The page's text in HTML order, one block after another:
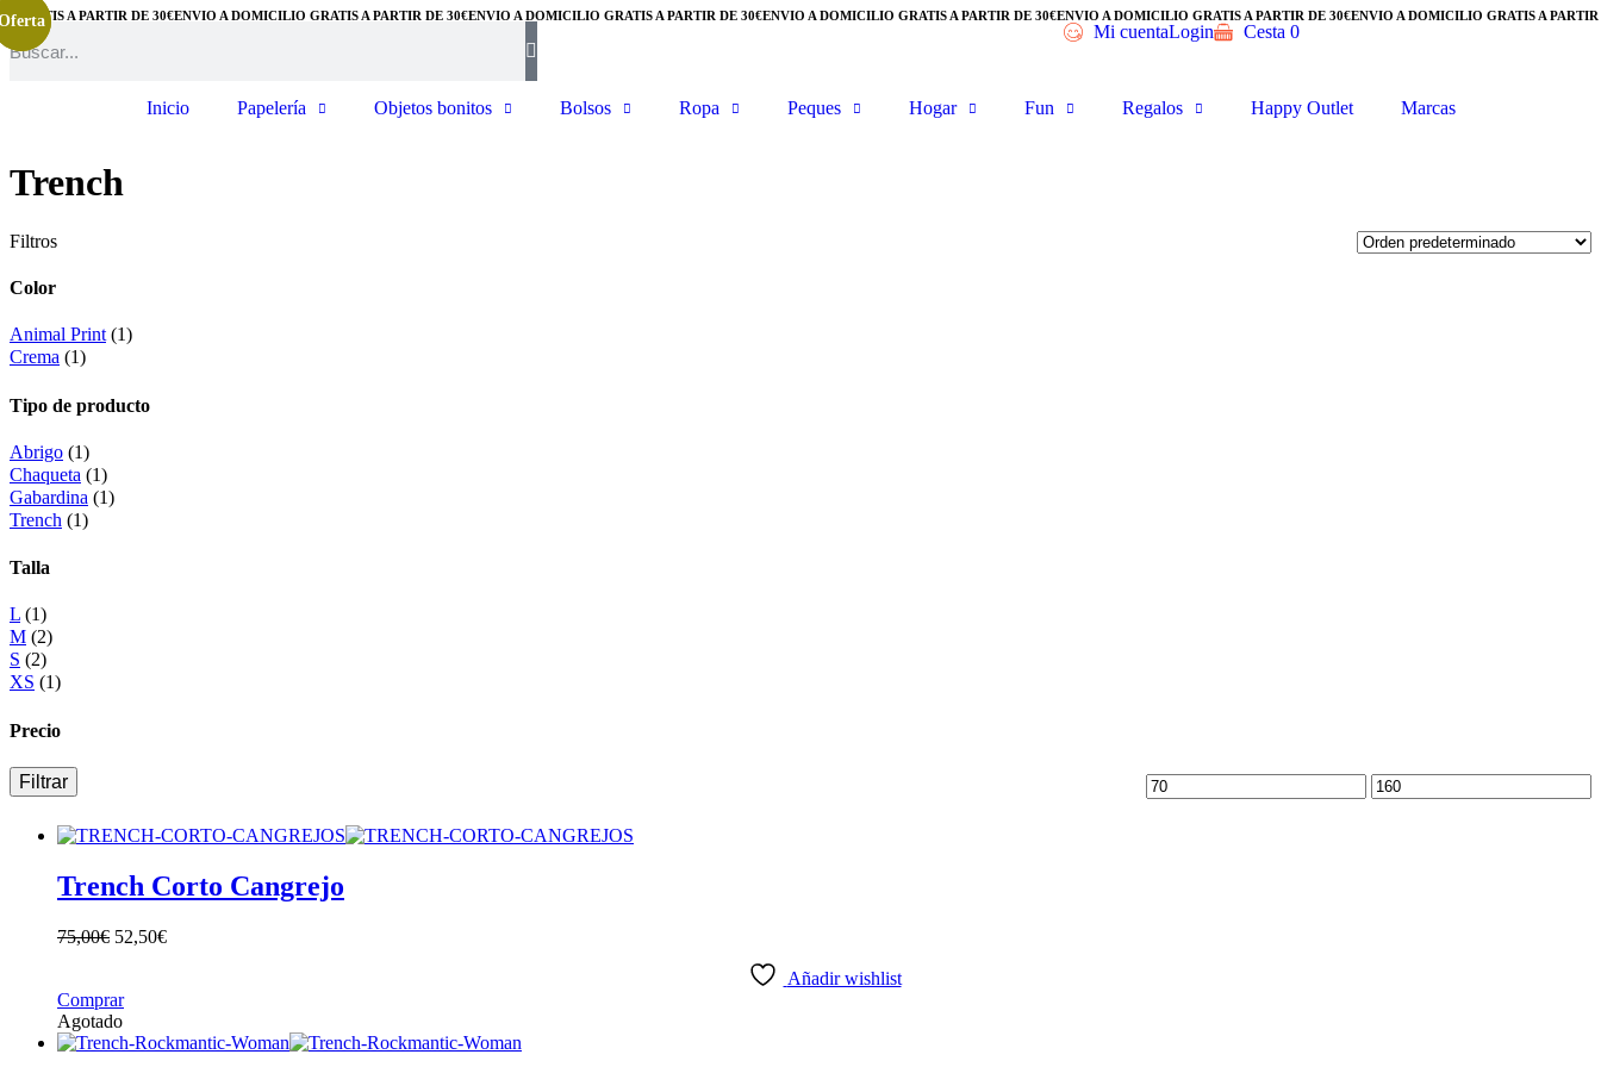
A PARTIR DE 30€ENVÍO A DOMICILIO GRATIS A PARTIR DE 30€ENVÍO A DOMICILIO GRATIS A PARTIR DE 30€ENVÍO A DOMICILIO GRATIS A PARTIR DE 30€ENVÍO A DOMICILIO GRATIS A PARTIR DE 30€ENVÍO A DOMICILIO GRATIS A PARTIR
Mi cuentaLogin Cesta 0
Inicio Papelería Objetos bonitos Bolsos Ropa Peques Hogar Fun Regalos Happy Outlet Marcas
Trench
Filtros
Color
Animal Print (1)
Crema (1)
Tipo de producto
Abrigo (1)
Chaqueta (1)
Gabardina (1)
Trench (1)
Talla
L (1)
M (2)
S (2)
XS (1)
Precio
Filtrar
Trench Corto Cangrejo
75,00€ 52,50€
Añadir wishlist
Comprar
Agotado